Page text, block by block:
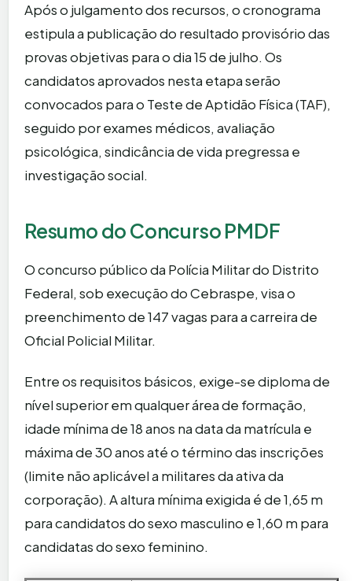
Após o julgamento dos recursos, o cronograma
estipula a publicação do resultado provisório das
provas objetivas para o dia 15 de julho. Os
candidatos aprovados nesta etapa serão
convocados para o Teste de Aptidão Física (TAF),
seguido por exames médicos, avaliação
psicológica, sindicância de vida pregressa e
investigação social.
Resumo do Concurso PMDF
O concurso público da Polícia Militar do Distrito
Federal, sob execução do Cebraspe, visa o
preenchimento de 147 vagas para a carreira de
Oficial Policial Militar.
Entre os requisitos básicos, exige-se diploma de
nível superior em qualquer área de formação,
idade mínima de 18 anos na data da matrícula e
máxima de 30 anos até o término das inscrições
(limite não aplicável a militares da ativa da
corporação). A altura mínima exigida é de 1,65 m
para candidatos do sexo masculino e 1,60 m para
candidatas do sexo feminino.